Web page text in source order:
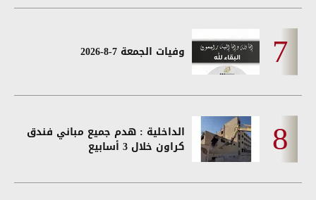
وفيات الجمعة 7-8-2026
الداخلية : هدم جميع مباني فندق
كراون خلال 3 أسابيع